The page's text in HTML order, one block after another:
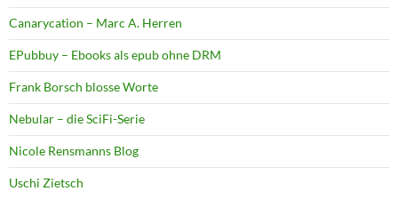
Canarycation – Marc A. Herren
EPubbuy – Ebooks als epub ohne DRM
Frank Borsch blosse Worte
Nebular – die SciFi-Serie
Nicole Rensmanns Blog
Uschi Zietsch